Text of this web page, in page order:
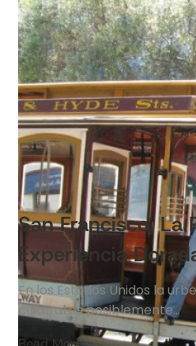
San Francisco, La
Experiencia
En los Estados Unidos la
cultural es posiblemente…